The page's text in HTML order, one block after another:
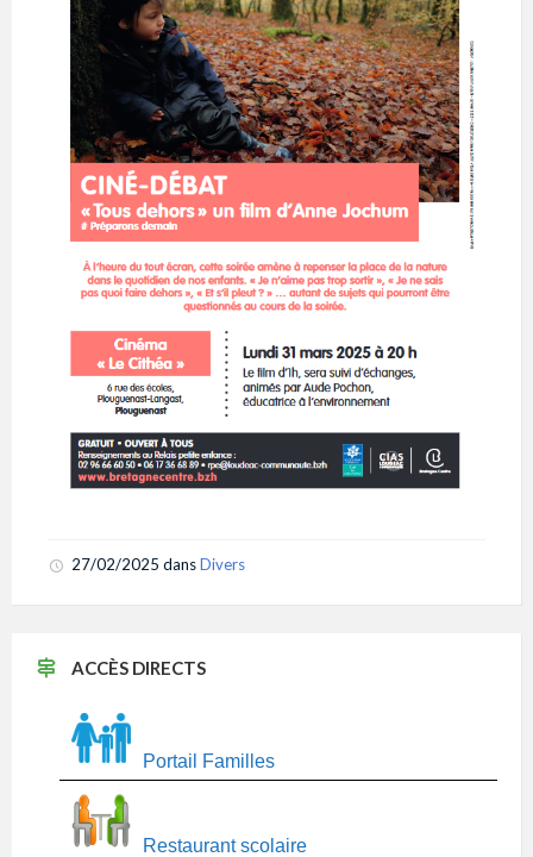
27/02/2025 dansDivers
ACCÈS DIRECTS
Portail Familles
Restaurant scolaire